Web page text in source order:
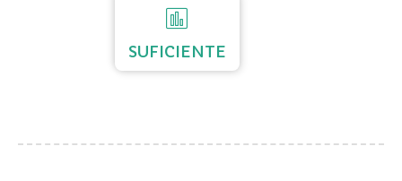
SUFICIENTE